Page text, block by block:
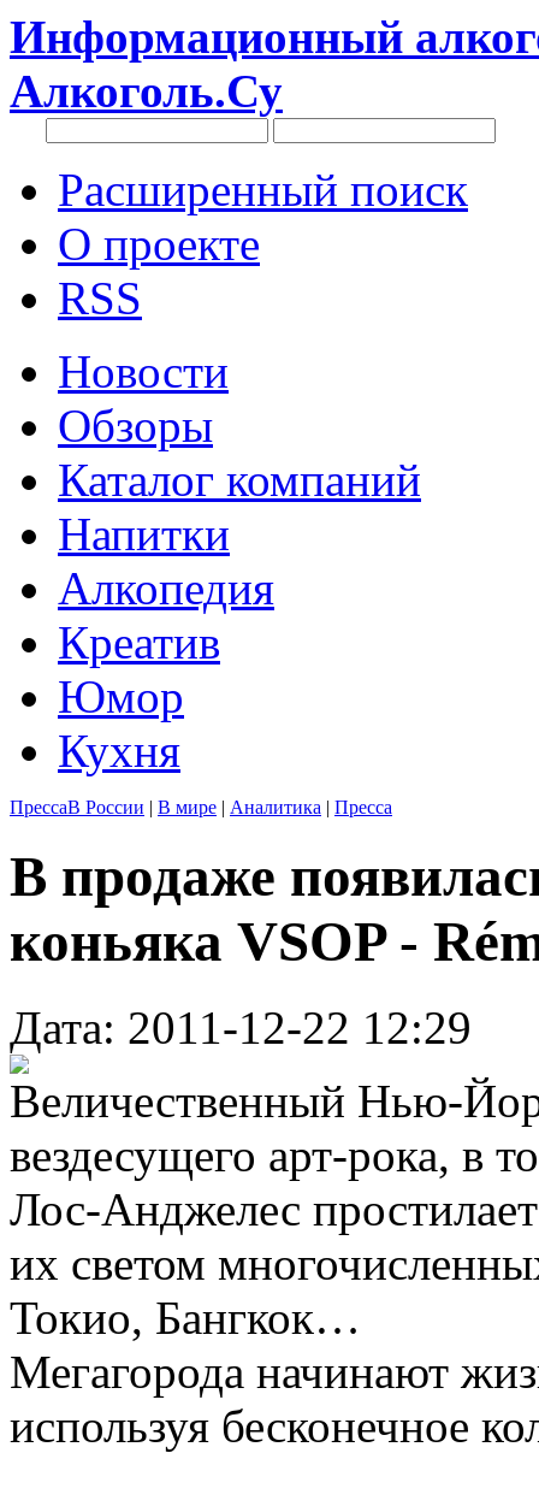
Информационный
Алкоголь.Су
Расширенный поиск
О проекте
RSS
Новости
Обзоры
Каталог компаний
Напитки
Алкопедия
Креатив
Юмор
Кухня
ПрессаВ России | В мире | Аналитика | Пресса
В продаже
коньяка VSOP -
Дата: 2011-12-22 12:29
Величественный Нью-
вездесущего арт-рока, в
Лос-Анджелес
их светом
Токио, Бангкок…
Мегагорода начинают
используя бесконечное